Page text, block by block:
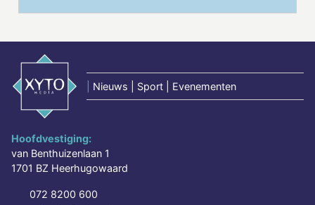
Nieuws | Sport | Evenementen
Hoofdvestiging:
van Benthuizenlaan 1
1701 BZ Heerhugowaard
072 8200 600